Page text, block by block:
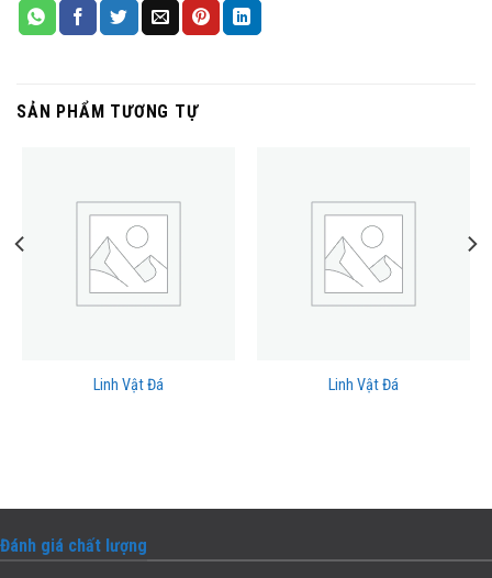
SẢN PHẨM TƯƠNG TỰ
Linh Vật Đá Linh Vật Đá
Đánh giá chất lượng